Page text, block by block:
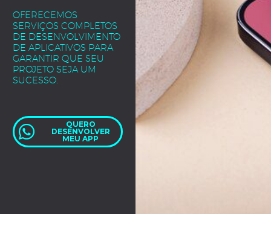
OFERECEMOS
SERVIÇOS COMPLETOS
DE DESENVOLVIMENTO
DE APLICATIVOS PARA
GARANTIR QUE SEU
PROJETO SEJA UM
SUCESSO.
QUERO
DESENVOLVER
MEU APP